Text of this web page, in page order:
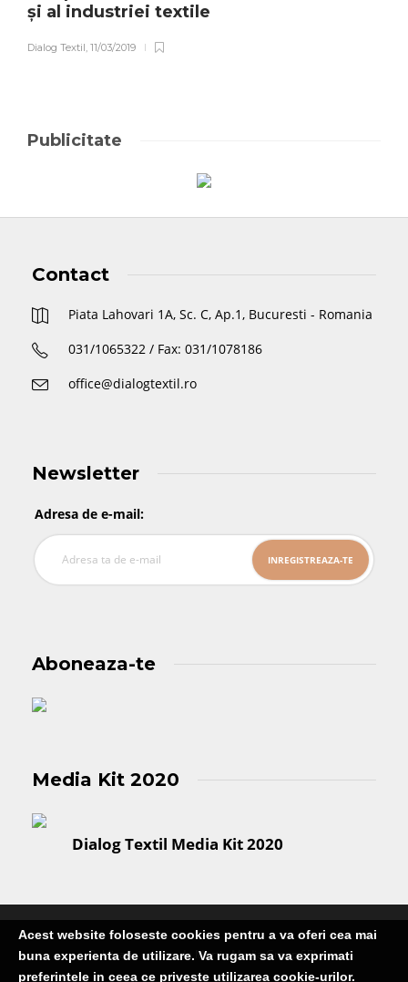
și al industriei textile
Dialog Textil, 11/03/2019
Publicitate
Contact
Piata Lahovari 1A, Sc. C, Ap.1, Bucuresti - Romania
031/1065322 / Fax: 031/1078186
office@dialogtextil.ro
Newsletter
Adresa de e-mail:
Aboneaza-te
Media Kit 2020
Dialog Textil Media Kit 2020
Publicatie editata de Martin Media Group SRL
Acest website foloseste cookies pentru a va oferi cea mai
buna experienta de utilizare. Va rugam sa va exprimati
preferintele in ceea ce priveste utilizarea cookie-urilor.